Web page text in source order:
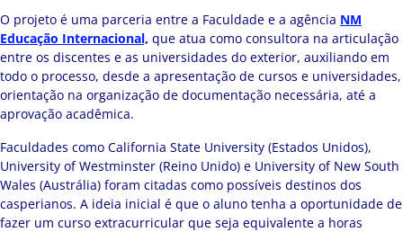
O projeto é uma parceria entre a Faculdade e a agência NM
Educação Internacional, que atua como consultora na articulação
entre os discentes e as universidades do exterior, auxiliando em
todo o processo, desde a apresentação de cursos e universidades,
orientação na organização de documentação necessária, até a
aprovação acadêmica.
Faculdades como California State University (Estados Unidos),
University of Westminster (Reino Unido) e University of New South
Wales (Austrália) foram citadas como possíveis destinos dos
casperianos. A ideia inicial é que o aluno tenha a oportunidade de
fazer um curso extracurricular que seja equivalente a horas